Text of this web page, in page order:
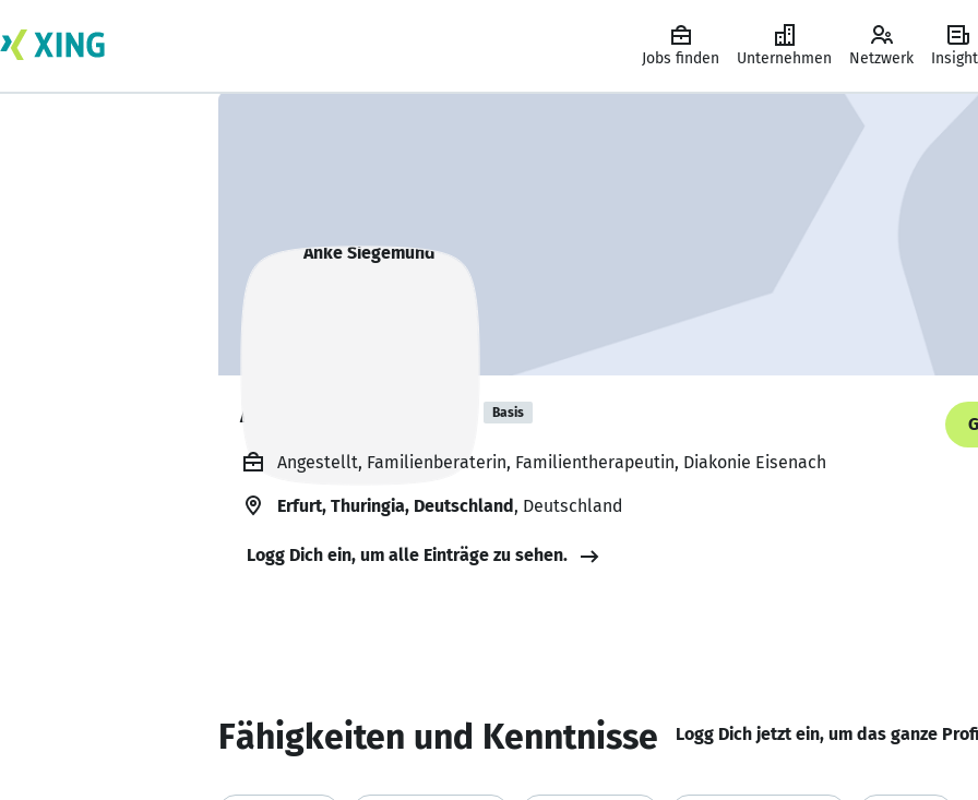
Jobs finden Unternehmen Netzwerk
Anke Siegemund Basis
Angestellt, Familienberaterin, Familientherapeutin, Diakonie Eisenach
Erfurt, Thuringia, Deutschland, Deutschland
Logg Dich ein, um alle Einträge zu sehen.
Fähigkeiten und Kenntnisse Logg Dich jetzt ein, um das ganze